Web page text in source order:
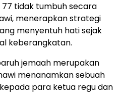
77 tidak tumbuh secara
menerapkan strategi
menyentuh hati sejak
keberangkatan.
jemaah merupakan
menanamkan sebuah
para ketua regu dan